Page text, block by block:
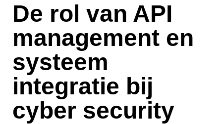
De rol van API
management en
systeem
integratie bij
cyber security